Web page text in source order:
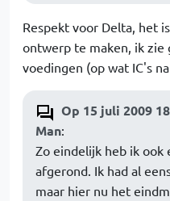
Respekt voor Delta, het
ontwerp te maken, ik zie
voedingen (op wat IC's
Op 15 juli 2009
Man:
Zo eindelijk heb ik ook
afgerond. Ik had al
maar hier nu het